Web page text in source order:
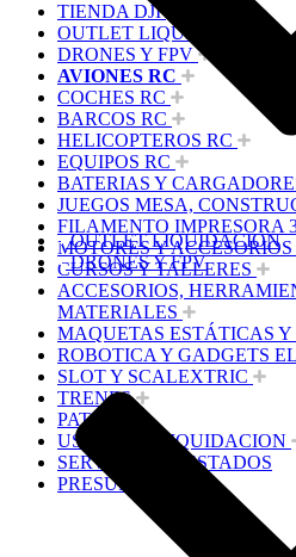
TIENDA DJI
OUTLET LIQUIDACION
DRONES Y FPV
AVIONES RC
COCHES RC
BARCOS RC
HELICOPTEROS RC
EQUIPOS RC
BATERIAS Y
JUEGOS MESA,
FILAMENTO IMPRESORA
MOTORES Y ACCESORIOS
CURSOS Y TALLERES
ACCESORIOS,
MATERIALES
MAQUETAS ESTÁTICAS Y
ROBOTICA Y GADGETS
SLOT Y SCALEXTRIC
TRENES
PATINES
USADOS Y LIQUIDACION
SERVICIOS PRESTADOS
PRESUPUESTOS
OUTLET LIQUIDACION
DRONES Y FPV